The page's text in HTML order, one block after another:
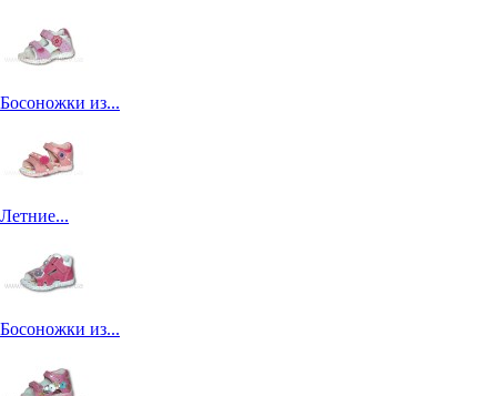
Босоножки из...
Летние...
Босоножки из...